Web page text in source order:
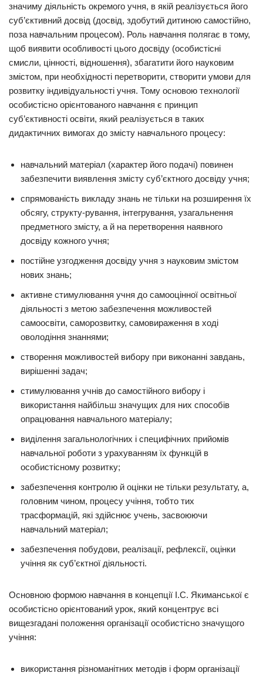
значиму діяльність окремого учня, в якій реалізується його
суб’єктивний досвід (досвід, здобутий дитиною самостійно,
поза навчальним процесом). Роль навчання полягає в тому,
щоб виявити особливості цього досвіду (особистісні
смисли, цінності, відношення), збагатити його науковим
змістом, при необхідності перетворити, створити умови для
розвитку індивідуальності учня. Тому основою технології
особистісно орієнтованого навчання є принцип
суб’єктивності освіти, який реалізується в таких
дидактичних вимогах до змісту навчального процесу:
навчальний матеріал (характер його подачі) повинен
забезпечити виявлення змісту суб’єктного досвіду учня;
спрямованість викладу знань не тільки на розширення їх
обсягу, структу-рування, інтегрування, узагальнення
предметного змісту, а й на перетворення наявного
досвіду кожного учня;
постійне узгодження досвіду учня з науковим змістом
нових знань;
активне стимулювання учня до самооцінної освітньої
діяльності з метою забезпечення можливостей
самоосвіти, саморозвитку, самовираження в ході
оволодіння знаннями;
створення можливостей вибору при виконанні завдань,
вирішенні задач;
стимулювання учнів до самостійного вибору і
використання найбільш значущих для них способів
опрацювання навчального матеріалу;
виділення загальнологічних і специфічних прийомів
навчальної роботи з урахуванням їх функцій в
особистісному розвитку;
забезпечення контролю й оцінки не тільки результату, а,
головним чином, процесу учіння, тобто тих
трасформацій, які здійснює учень, засвоюючи
навчальний матеріал;
забезпечення побудови, реалізації, рефлексії, оцінки
учіння як суб’єктної діяльності.
Основною формою навчання в концепції І.С. Якиманської є
особистісно орієнтований урок, який концентрує всі
вищезгадані положення організації особистісно значущого
учіння:
використання різноманітних методів і форм організації